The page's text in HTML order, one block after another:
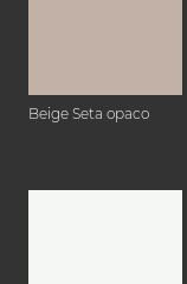
Beige Seta opaco